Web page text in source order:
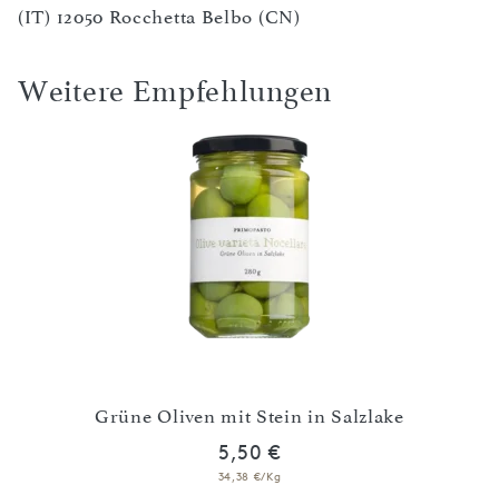
(IT) 12050 Rocchetta Belbo (CN)
Weitere Empfehlungen
Grüne Oliven mit Stein in Salzlake
5,50 €
34,38 €/Kg